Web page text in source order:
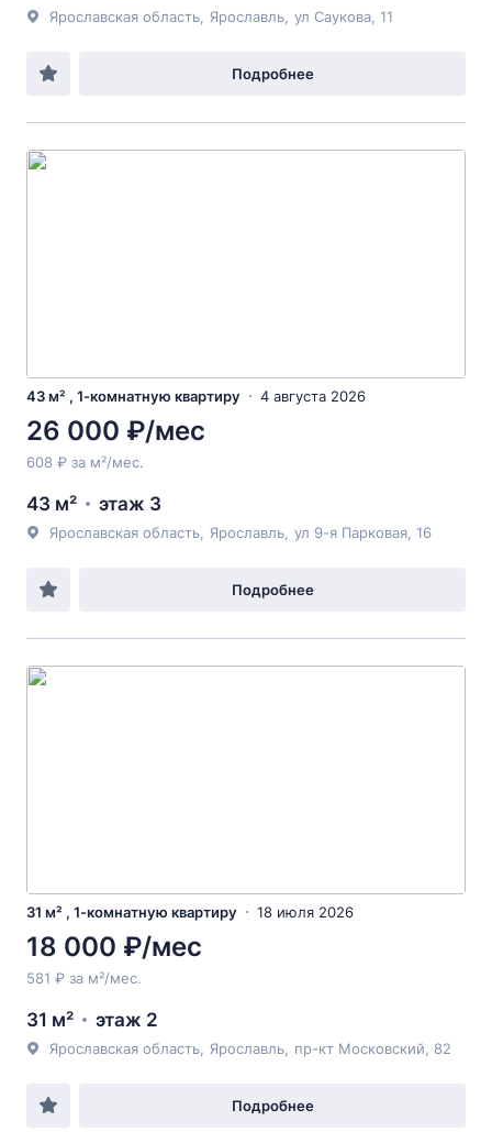
Ярославская область Ярославль ул Саукова , 11
Подробнее
43 м² , 1-комнатную квартиру 4 августа 2026
26 000 ₽/мес
608 ₽ за м²/мес.
43 м² этаж 3
Ярославская область Ярославль ул 9-я Парковая , 16
Подробнее
31 м² , 1-комнатную квартиру 18 июля 2026
18 000 ₽/мес
581 ₽ за м²/мес.
31 м² этаж 2
Ярославская область Ярославль пр-кт Московский , 82
Подробнее